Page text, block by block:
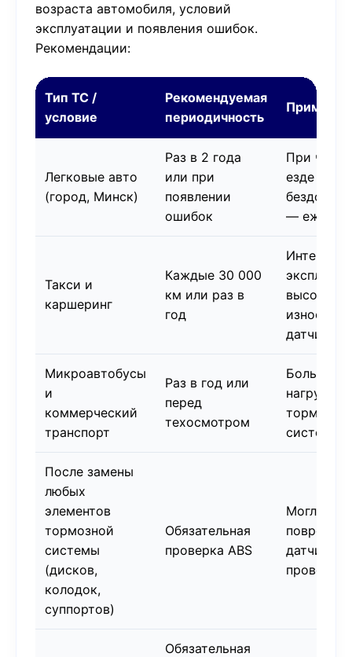
возраста автомобиля, условий
эксплуатации и появления ошибок.
Рекомендации:
Тип ТС /
условие
Рекомендуемая
периодичность
Легковые авто
(город, Минск)
Раз в 2 года
или при
появлении
ошибок
При
езде по
—
Такси и
каршеринг
Каждые 30 000
км или раз в
год
высокий
износ
датчиков
Микроавтобусы
и
коммерческий
транспорт
Раз в год или
перед
техосмотром
Большая
нагрузка
систему
После замены
любых
элементов
тормозной
системы
(дисков,
колодок,
суппортов)
Обязательная
проверка ABS
Могли
датчики
проводка
Обязательная